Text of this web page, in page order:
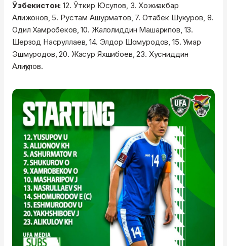
Ўзбекистон:12. Ўткир Юсупов, 3. Хожиакбар
Алижонов, 5. Рустам Ашурматов, 7. Отабек Шукуров, 8.
Одил Хамробеков, 10. Жалолиддин Машарипов, 13.
Шерзод Насруллаев, 14. Элдор Шомуродов, 15. Умар
Эшмуродов, 20. Жасур Яхшибоев, 23. Хусниддин
Алиқулов.